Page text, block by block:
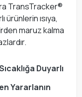
TransTracker®
ürünlerin ısıya,
maruz kalma
Duyarlı
Yararlanın